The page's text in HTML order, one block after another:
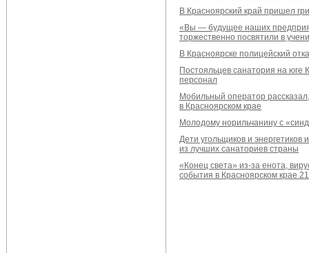
В Красноярский край пришел
«Вы — будущее наших
торжественно посвятили в
В Красноярске полицейский
Постояльцев санатория на юге
персонал
Мобильный оператор
в Красноярском крае
Молодому норильчанину с
Дети угольщиков и энергетиков
из лучших санаториев страны
«Конец света» из-за енота,
события в Красноярском крае